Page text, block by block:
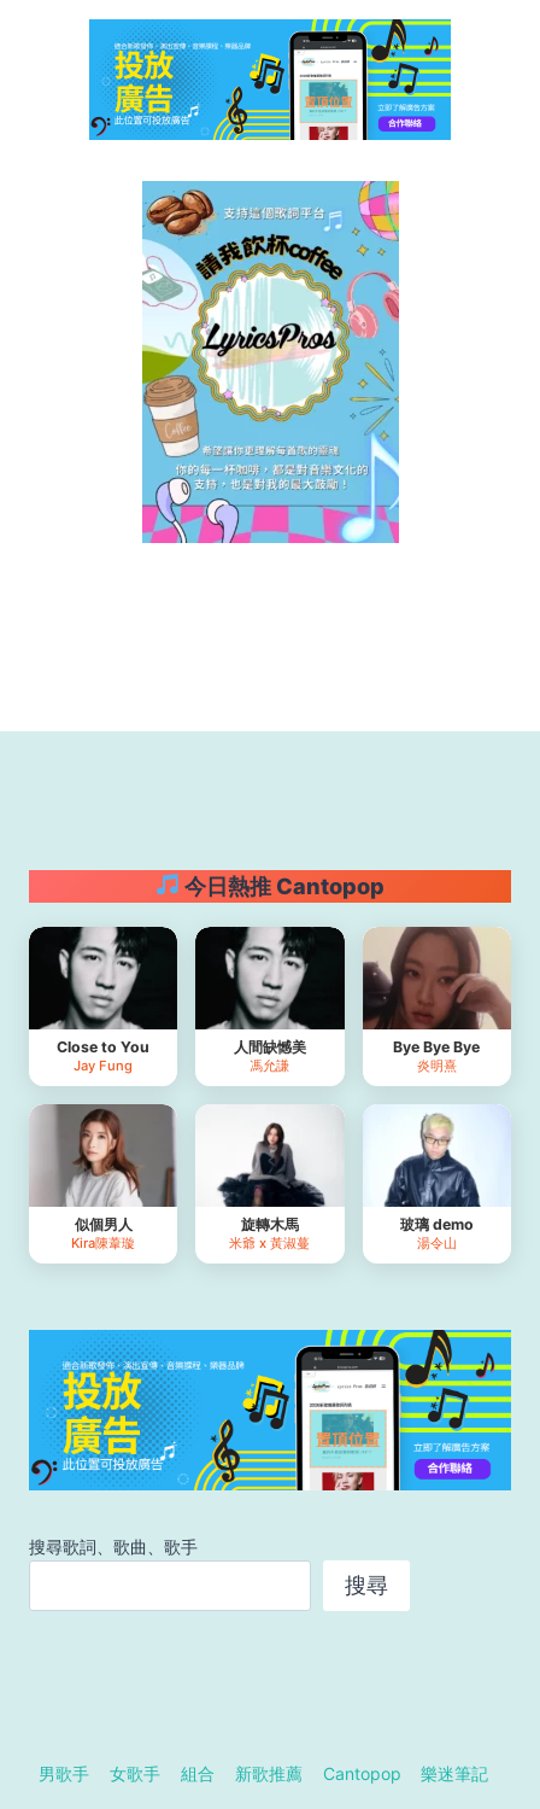
今日熱推 Cantopop
Close to You
Jay Fung
人間缺憾美
馮允謙
Bye Bye Bye
炎明熹
似個男人
Kira陳葦璇
旋轉木馬
米爺 x 黃淑蔓
玻璃 demo
湯令山
搜尋歌詞、歌曲、歌手
搜尋
男歌手 女歌手 組合 新歌推薦 Cantopop 樂迷筆記